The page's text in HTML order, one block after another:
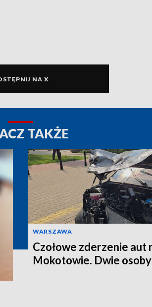
NA X
TAKŻE
WARSZAWA
Czołowe zderzenie aut
Mokotowie. Dwie